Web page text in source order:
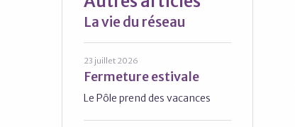
La vie du réseau
23 juillet 2026
Fermeture estivale
Le Pôle prend des vacances